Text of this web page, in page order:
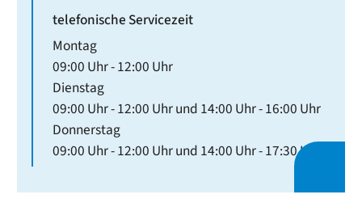
telefonische Servicezeit
Montag
09:00 Uhr-12:00 Uhr
Dienstag
09:00 Uhr-12:00 Uhrund 14:00 Uhr-16:00 Uhr
Donnerstag
09:00 Uhr-12:00 Uhrund 14:00 Uhr-17:30 Uhr